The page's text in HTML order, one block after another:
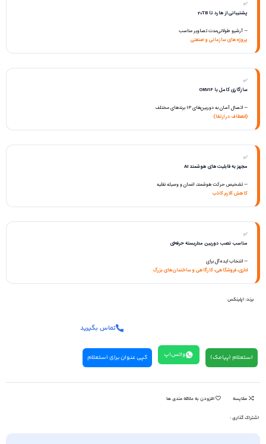
✅
پشتیبانی از هارد تا 20TB
— آرشیو طولانی‌مدت تصاویر مناسب
پروژه‌های سازمانی و صنعتی
✅
سازگاری کامل با ONVIF
— اتصال آسان به دوربین‌های IP برندهای مختلف
(انعطاف در ارتقا)
✅
مجهز به قابلیت‌های هوشمند AI
— تشخیص حرکت هوشمند، انسان و وسیله نقلیه
کاهش آلارم کاذب
✅
مناسب نصب دوربین مداربسته حرفه‌ای
— انتخاب ایده‌آل برای
اداری، فروشگاهی، کارگاهی و ساختمان‌های بزرگ
برند:اپلینکس
تماس بگیرید
استعلام (پیامک) واتس‌اپ کپی عنوان برای استعلام
مقایسه افزودن به علاقه مندی ها
اشتراک گذاری :